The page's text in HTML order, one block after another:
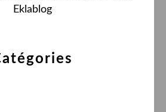
Eklablog